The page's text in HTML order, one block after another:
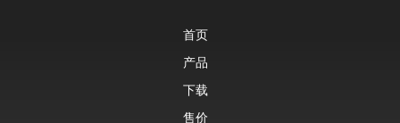
首页
产品
下载
售价